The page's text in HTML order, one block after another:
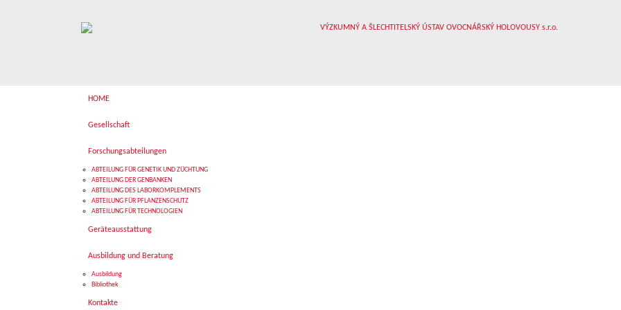
HOME
Gesellschaft
Forschungsabteilungen
ABTEILUNG FÜR GENETIK UND ZÜCHTUNG
ABTEILUNG DER GENBANKEN
ABTEILUNG DES LABORKOMPLEMENTS
ABTEILUNG FÜR PFLANZENSCHUTZ
ABTEILUNG FÜR TECHNOLOGIEN
Geräteausstattung
Ausbildung und Beratung
Ausbildung
Bibliothek
Kontakte